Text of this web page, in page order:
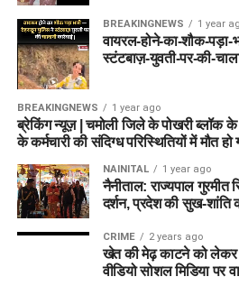
BREAKINGNEWS 1 year
वायरल-होने-का-शौक-पड़ा-
स्टंटबाज़-युवती-पर-की-
BREAKINGNEWS 1 year ago
ब्रेकिंग न्यूज़ | चमोली जिले के पोखरी ब्लॉक के
के कर्मचारी की संदिग्ध परिस्थितियों में मौत हो
NAINITAL 1 year ago
नैनीताल: राज्यपाल गुरमीत
दर्शन, प्रदेश की सुख-शांति
CRIME 2 years ago
खेत की मेढ़ काटने को लेकर
वीडियो सोशल मिडिया पर